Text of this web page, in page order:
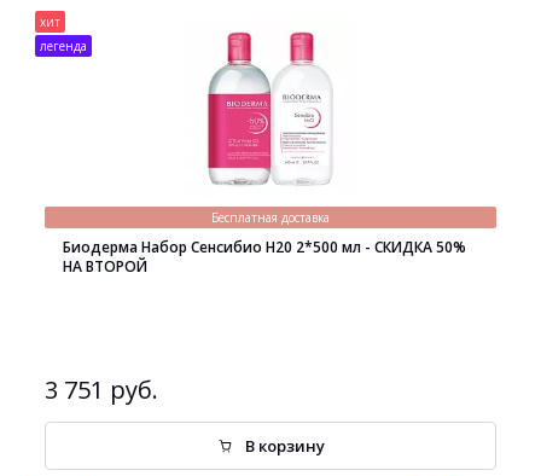
хит
легенда
Бесплатная доставка
Биодерма Набор Сенсибио H20 2*500 мл - СКИДКА 50%
НА ВТОРОЙ
3 751 руб.
В корзину